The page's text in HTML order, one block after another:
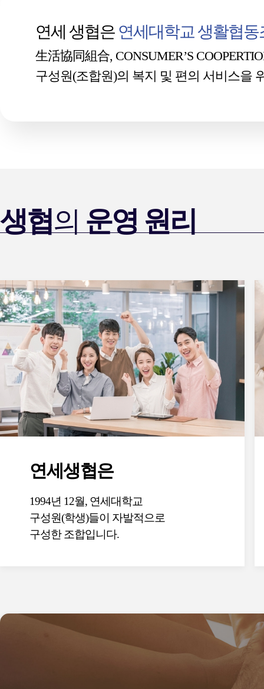
연세 생협은 연세대학교 생활협
生活協同組合, CONSUMER’S
구성원(조합원)의 복지 및 편의 서비스을
생협의 운영 원리
연세생협은
1994년 12월, 연세대학교
구성원(학생)들이 자발적으로
구성한 조합입니다.